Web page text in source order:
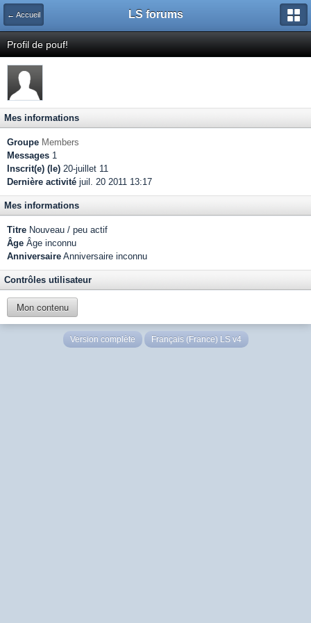
← Accueil LS forums
Profil de pouf!
Mes informations
Groupe Members
Messages 1
Inscrit(e) (le) 20-juillet 11
Dernière activité juil. 20 2011 13:17
Mes informations
Titre Nouveau / peu actif
Âge Âge inconnu
Anniversaire Anniversaire inconnu
Contrôles utilisateur
Mon contenu
Version complète Français (France) LS v4